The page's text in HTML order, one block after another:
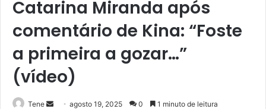
Catarina Miranda após
comentário de Kina: “Foste
a primeira a gozar…”
(vídeo)
Tene
Mandeagosto 19, 2025 0 1 minuto de leitura